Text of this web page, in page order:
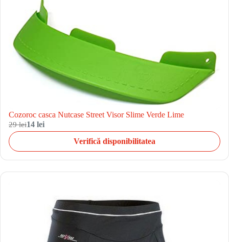
Cozoroc casca Nutcase Street Visor Slime Verde Lime
29 lei14 lei
Verifică disponibilitatea